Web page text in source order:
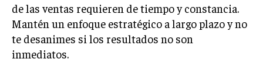
historia.
Aparece en periódicos digitales y domina los buscadores,
Infórmate aquí.
de las ventas requieren de tiempo y constancia.
Mantén un enfoque estratégico a largo plazo y no
te desanimes si los resultados no son
inmediatos.